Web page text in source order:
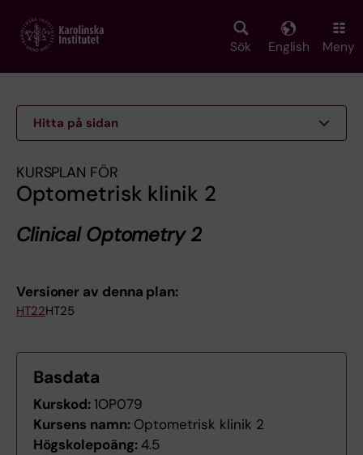
main
Sök English Meny
Hitta på sidan
KURSPLAN FÖR
Optometrisk klinik 2
Clinical Optometry 2
Versioner av denna plan:
HT22HT25
Basdata
Kurskod:1OP079
Kursens namn: Optometrisk klinik 2
Högskolepoäng:4.5